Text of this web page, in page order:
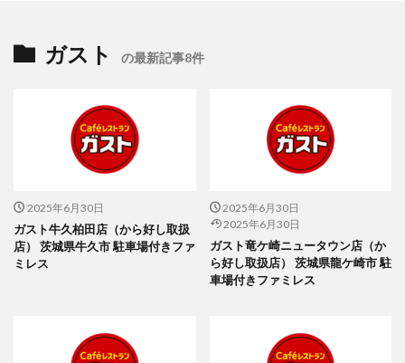
ガスト の最新記事8件
2025年6月30日
ガスト牛久柏田店（から好し取扱
店） 茨城県牛久市 駐車場付きファ
ミレス
2025年6月30日
2025年6月30日
ガスト竜ケ崎ニュータウン店（か
ら好し取扱店） 茨城県龍ケ崎市 駐
車場付きファミレス